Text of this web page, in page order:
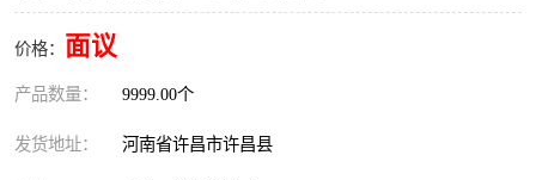
价格： 面议
产品数量： 9999.00个
发货地址： 河南省许昌市许昌县